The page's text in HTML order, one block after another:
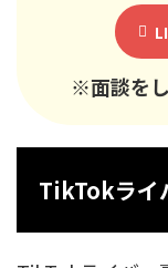
※面談を
TikTokライ